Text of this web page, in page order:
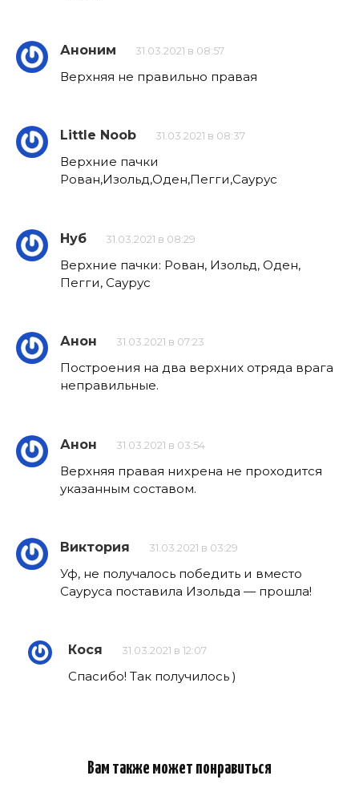
Аноним 31.03.2021 в 08:57
Верхняя не правильно правая
Little Noob 31.03.2021 в 08:37
Верхние пачки
Рован,Изольд,Оден,Пегги,Саурус
Нуб 31.03.2021 в 08:29
Верхние пачки: Рован, Изольд, Оден,
Пегги, Саурус
Анон 31.03.2021 в 07:23
Построения на два верхних отряда врага
неправильные.
Анон 31.03.2021 в 03:54
Верхняя правая нихрена не проходится
указанным составом.
Виктория 31.03.2021 в 03:29
Уф, не получалось победить и вместо
Сауруса поставила Изольда — прошла!
Кося 31.03.2021 в 12:07
Спасибо! Так получилось )
Вам также может понравиться